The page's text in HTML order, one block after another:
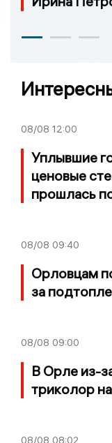
08/08 12:00
Уплывшие
ценовые
прошлась
08/08 09:40
Орловцам
за
08/08 09:00
В Орле из-
триколор
08/08 08:02